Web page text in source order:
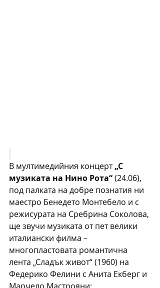
В мултимедийния концерт „С
музиката на Нино Рота“ (24.06),
под палката на добре познатия ни
маестро Бенедето Монтебело и с
режисурата на Сребрина Соколова,
ще звучи музиката от пет велики
италиански филма –
многопластовата романтична
лента „Сладък живот“ (1960) на
Федерико Фелини с Анита Екберг и